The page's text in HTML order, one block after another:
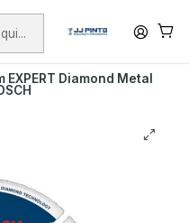
+75€ (excepto ilhas)
DISCOS DE DIAMANTE
EXPERT Diamond Metal